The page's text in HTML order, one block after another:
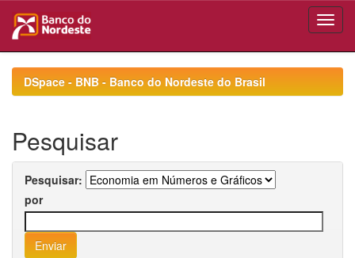
navigationDSpace - BNB - Banco do Nordeste do Brasil
Pesquisar
Pesquisar:
por